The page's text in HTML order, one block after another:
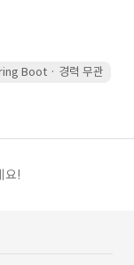
Boot · 경력 무관
요!